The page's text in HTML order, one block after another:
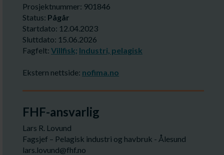
Prosjektnummer: 901846
Status: Pågår
Startdato: 12.04.2023
Sluttdato: 15.06.2026
Fagfelt: Villfisk; Industri, pelagisk
Ekstern nettside: nofima.no
FHF-ansvarlig
Lars R. Lovund
Fagsjef – Pelagisk industri og havbruk - Ålesund
lars.lovund@fhf.no